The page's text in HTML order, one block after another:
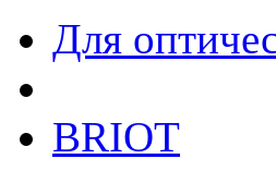
Для
BRIOT